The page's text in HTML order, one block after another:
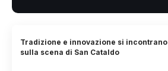
Tradizione e innovazione si incontrano
sulla scena di San Cataldo